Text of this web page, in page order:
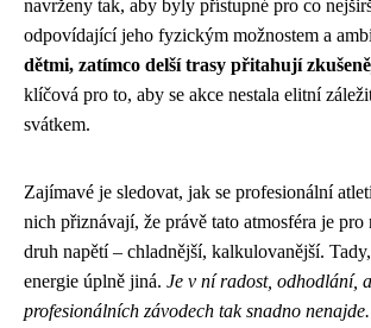
navrženy tak, aby byly přístupné pro co
odpovídající jeho fyzickým možnostem a
dětmi, zatímco delší trasy přitahují
klíčová pro to, aby se akce nestala elitní
svátkem.
Zajímavé je sledovat, jak se profesionální
nich přiznávají, že právě tato atmosféra je
druh napětí – chladnější, kalkulovanější.
energie úplně jiná. Je v ní radost, odhodlání,
profesionálních závodech tak snadno nenajde.